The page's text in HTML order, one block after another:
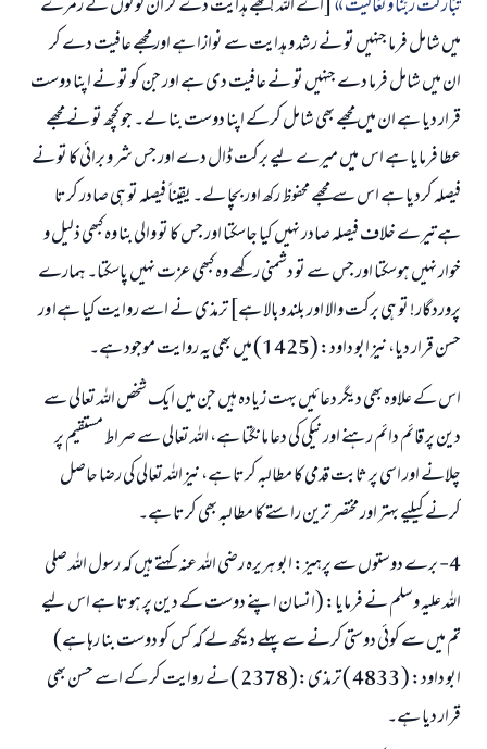
میں شامل فرما جنہیں تو نے رشد و ہدایت سے نوازا ہے اور مجھے عافیت دے کر
ان میں شامل فرما دے جنہیں تو نے عافیت دی ہے اور جن کو تو نے اپنا دوست
قرار دیا ہے ان میں مجھے بھی شامل کرکے اپنا دوست بنا لے۔ جو کچھ تو نے مجھے
عطا فرمایا ہے اس میں میرے لیے برکت ڈال دے اور جس شر و برائی کا تو نے
فیصلہ کردیا ہے اس سے مجھے محفوظ رکھ اور بچا لے۔ یقیناً فیصلہ تو ہی صادر کرتا
ہے تیرے خلاف فیصلہ صادر نہیں کیا جاسکتا اور جس کا تو والی بنا وہ کبھی ذلیل و
خوار نہیں ہوسکتا اور جس سے تو دشمنی رکھے وہ کبھی عزت نہیں پاسکتا۔ ہمارے
پروردگار! تو ہی برکت والا اور بلند وبالا ہے] ترمذی نے اسے روایت کیا ہےا ور
حسن قرار دیا، نیز ابو داود: (1425) میں بھی یہ روایت موجود ہے۔
اس کے علاوہ بھی دیگر دعائیں بہت زیادہ ہیں جن میں ایک شخص اللہ تعالی سے
دین پر قائم دائم رہنے اور نیکی کی دعا مانگتا ہے، اللہ تعالی سے صراط مستقیم پر
چلانے اور اسی پر ثابت قدمی کا مطالبہ کرتا ہے، نیز اللہ تعالی کی رضا حاصل
کرنے کیلیے بہتر اور مختصر ترین راستے کا مطالبہ بھی کرتا ہے۔
4- برے دوستوں سے پرہیز: ابو ہریرہ رضی اللہ عنہ کہتے ہیں کہ رسول اللہ صلی
اللہ علیہ وسلم نے فرمایا: (انسان اپنے دوست کے دین پر ہوتا ہے اس لیے
تم میں سے کوئی دوستی کرنے سے پہلے دیکھ لے کہ کس کو دوست بنا رہا ہے)
ابو داود: ( 4833 ) ترمذی:( 2378 ) نے روایت کر کے اسے حسن بھی
قرار دیا ہے۔